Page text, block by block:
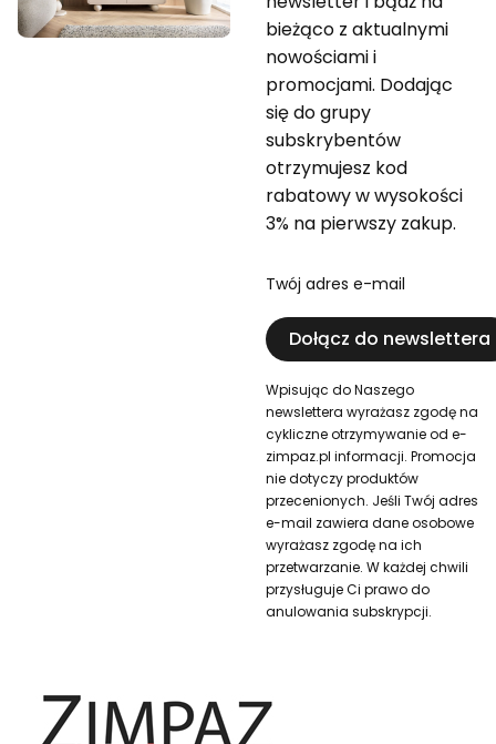
bieżąco z aktualnymi
nowościami i
promocjami. Dodając
się do grupy
subskrybentów
otrzymujesz kod
rabatowy w wysokości
3% na pierwszy zakup.
Twój adres e-mail
Dołącz do newslettera
Wpisując do Naszego
newslettera wyrażasz zgodę na
cykliczne otrzymywanie od e-
zimpaz.pl informacji. Promocja
nie dotyczy produktów
przecenionych. Jeśli Twój adres
e-mail zawiera dane osobowe
wyrażasz zgodę na ich
przetwarzanie. W każdej chwili
przysługuje Ci prawo do
anulowania subskrypcji.